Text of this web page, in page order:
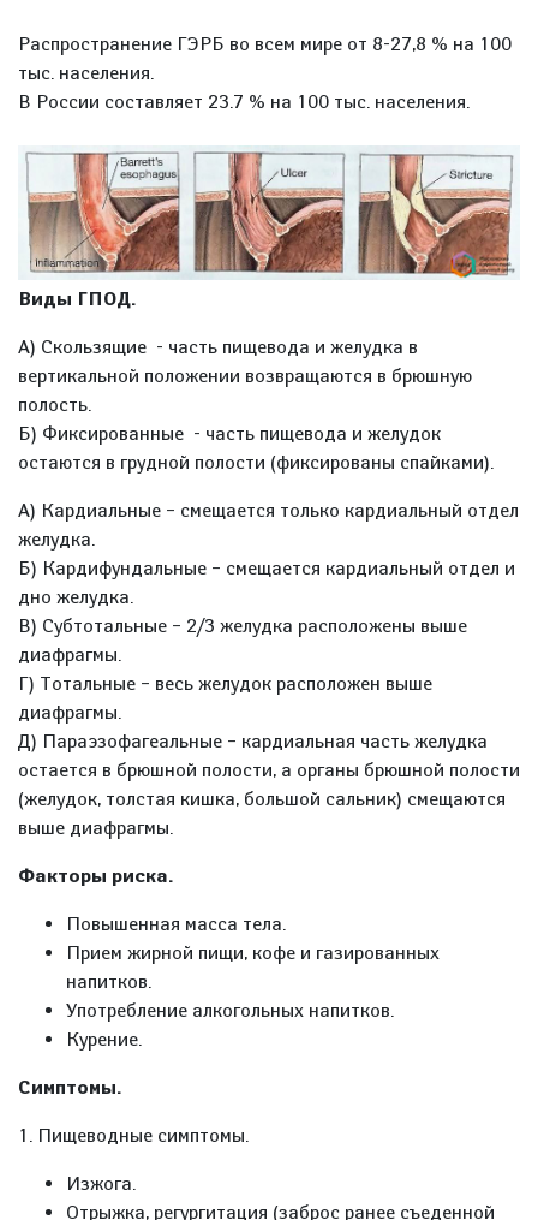
Распространение ГЭРБ во всем мире от 8-27,8 % на 100
тыс. населения.
В России составляет 23.7 % на 100 тыс. населения.
Виды ГПОД.
А) Скользящие - часть пищевода и желудка в
вертикальной положении возвращаются в брюшную
полость.
Б) Фиксированные - часть пищевода и желудок
остаются в грудной полости (фиксированы спайками).
А) Кардиальные – смещается только кардиальный отдел
желудка.
Б) Кардифундальные – смещается кардиальный отдел и
дно желудка.
В) Субтотальные – 2/3 желудка расположены выше
диафрагмы.
Г) Тотальные – весь желудок расположен выше
диафрагмы.
Д) Параэзофагеальные – кардиальная часть желудка
остается в брюшной полости, а органы брюшной полости
(желудок, толстая кишка, большой сальник) смещаются
выше диафрагмы.
Факторы риска.
Повышенная масса тела.
Прием жирной пищи, кофе и газированных
напитков.
Употребление алкогольных напитков.
Курение.
Симптомы.
1. Пищеводные симптомы.
Изжога.
Отрыжка, регургитация (заброс ранее съеденной